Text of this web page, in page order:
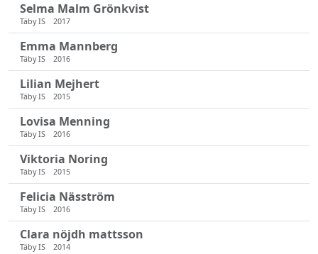
Selma Malm Grönkvist
Täby IS 2017
Emma Mannberg
Täby IS 2016
Lilian Mejhert
Täby IS 2015
Lovisa Menning
Täby IS 2016
Viktoria Noring
Täby IS 2015
Felicia Näsström
Täby IS 2016
Clara nöjdh mattsson
Täby IS 2014